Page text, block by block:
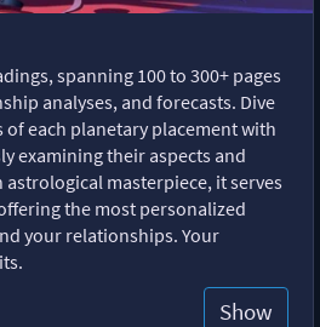
spanning 100 to 300+ pages
analyses, and forecasts. Dive
each planetary placement with
examining their aspects and
astrological masterpiece, it serves
the most personalized
your relationships. Your
Show